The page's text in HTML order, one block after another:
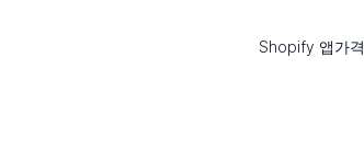
Shopify 앱가격